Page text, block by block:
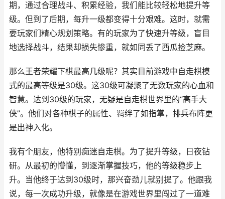
期，通过合理战斗、积累经验，我们能比较轻松地提升等
级。但到了后期，每升一级都变得十分艰难。这时，就需
要玩家们精心规划策略。有的玩家为了快速升等级，盲目
地选择战斗，结果却损失惨重，就如同丢了西瓜捡芝麻。
那么王者荣耀下棋最高几级呢？其实目前游戏中自走棋模
式的最高等级是30级。这30级可凝聚了无数玩家的心血和
智慧。达到30级的玩家，无疑是自走棋世界里的“高手大
侠”。他们对各种棋子的属性、羁绊了如指掌，排兵布阵更
是出神入化。
我有个朋友，他特别痴迷自走棋。为了提升等级，日夜钻
研。从最初的懵懂，到逐渐掌握技巧，他的等级稳步上
升。当他终于达到30级时，那兴奋劲儿就别提了。他跟我
说，每一次成功升级，就像是在游戏世界里闯过了一道难